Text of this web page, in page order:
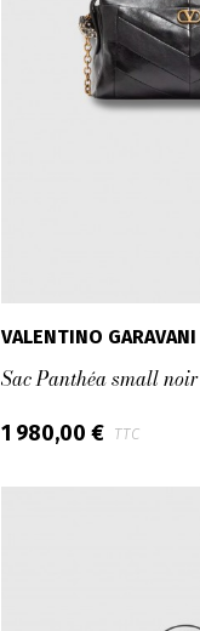
VALENTINO GARAVANI
Sac Panthéa small noir
1 980,00 € TTC